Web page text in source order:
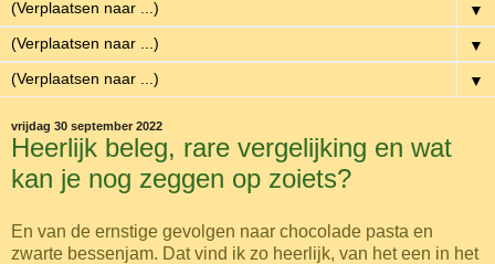
▼
▼
▼
vrijdag 30 september 2022
Heerlijk beleg, rare vergelijking en wat
kan je nog zeggen op zoiets?
En van de ernstige gevolgen naar chocolade pasta en
zwarte bessenjam. Dat vind ik zo heerlijk, van het een in het